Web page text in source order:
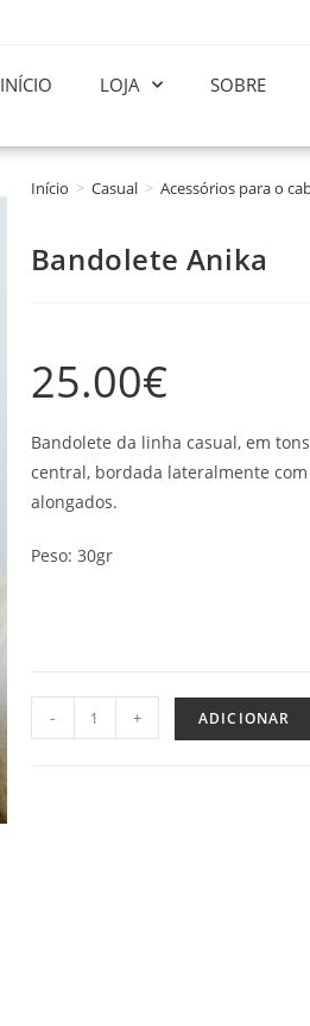
INÍCIO LOJA SOBRE
Início > Casual > Acessórios para o
Bandolete Anika
25.00€
Bandolete da linha casual, em
central, bordada lateralmente
alongados.
Peso: 30gr
- + ADICIONAR